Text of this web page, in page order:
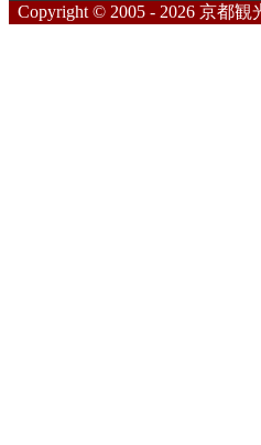
Copyright © 2005 - 2026 京都観